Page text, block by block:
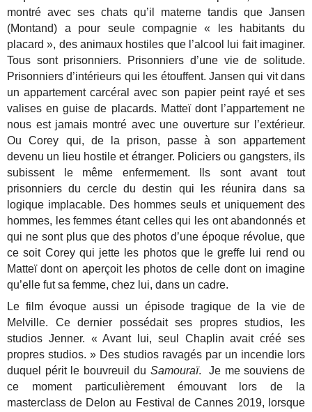
montré avec ses chats qu’il materne tandis que Jansen
(Montand) a pour seule compagnie « les habitants du
placard », des animaux hostiles que l’alcool lui fait imaginer.
Tous sont prisonniers. Prisonniers d’une vie de solitude.
Prisonniers d’intérieurs qui les étouffent. Jansen qui vit dans
un appartement carcéral avec son papier peint rayé et ses
valises en guise de placards. Matteï dont l’appartement ne
nous est jamais montré avec une ouverture sur l’extérieur.
Ou Corey qui, de la prison, passe à son appartement
devenu un lieu hostile et étranger. Policiers ou gangsters, ils
subissent le même enfermement. Ils sont avant tout
prisonniers du cercle du destin qui les réunira dans sa
logique implacable. Des hommes seuls et uniquement des
hommes, les femmes étant celles qui les ont abandonnés et
qui ne sont plus que des photos d’une époque révolue, que
ce soit Corey qui jette les photos que le greffe lui rend ou
Matteï dont on aperçoit les photos de celle dont on imagine
qu’elle fut sa femme, chez lui, dans un cadre.
Le film évoque aussi un épisode tragique de la vie de
Melville. Ce dernier possédait ses propres studios, les
studios Jenner. « Avant lui, seul Chaplin avait créé ses
propres studios. » Des studios ravagés par un incendie lors
duquel périt le bouvreuil du Samouraï. Je me souviens de
ce moment particulièrement émouvant lors de la
masterclass de Delon au Festival de Cannes 2019, lorsque